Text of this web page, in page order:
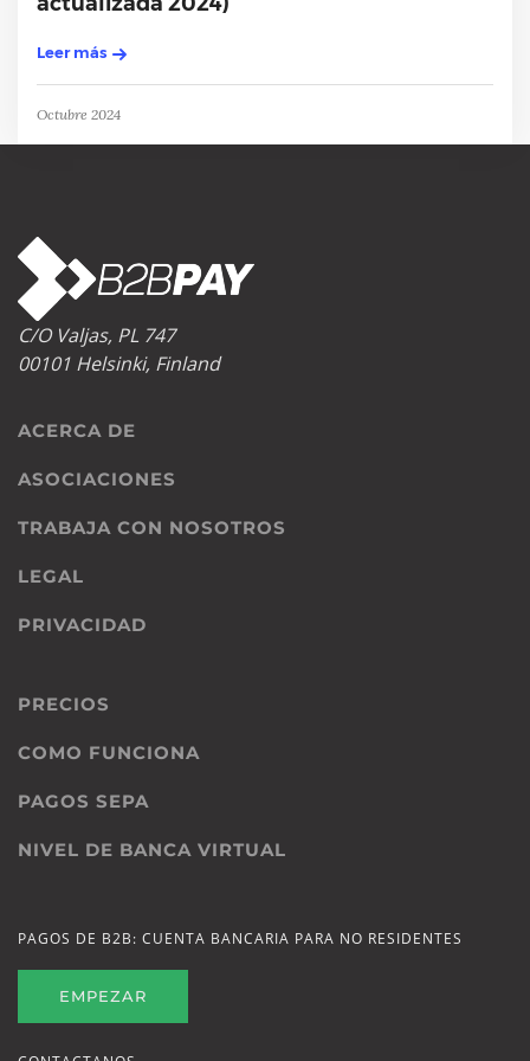
Leer más
Octubre 2024
C/O Valjas, PL 747
00101 Helsinki, Finland
ACERCA DE
ASOCIACIONES
TRABAJA CON NOSOTROS
LEGAL
PRIVACIDAD
PRECIOS
COMO FUNCIONA
PAGOS SEPA
NIVEL DE BANCA VIRTUAL
PAGOS DE B2B: CUENTA BANCARIA PARA NO RESIDENTES
EMPEZAR